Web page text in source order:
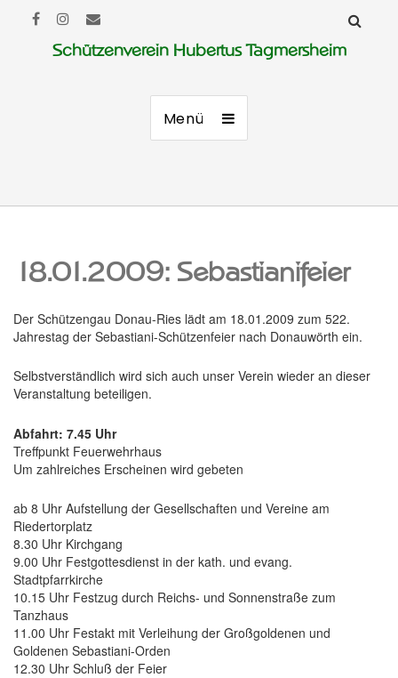
Schützenverein Hubertus Tagmersheim
Menü
18.01.2009: Sebastianifeier
Der Schützengau Donau-Ries lädt am 18.01.2009 zum 522.
Jahrestag der Sebastiani-Schützenfeier nach Donauwörth ein.
Selbstverständlich wird sich auch unser Verein wieder an dieser
Veranstaltung beteiligen.
Abfahrt: 7.45 Uhr
Treffpunkt Feuerwehrhaus
Um zahlreiches Erscheinen wird gebeten
ab 8 Uhr Aufstellung der Gesellschaften und Vereine am
Riedertorplatz
8.30 Uhr Kirchgang
9.00 Uhr Festgottesdienst in der kath. und evang.
Stadtpfarrkirche
10.15 Uhr Festzug durch Reichs- und Sonnenstraße zum
Tanzhaus
11.00 Uhr Festakt mit Verleihung der Großgoldenen und
Goldenen Sebastiani-Orden
12.30 Uhr Schluß der Feier